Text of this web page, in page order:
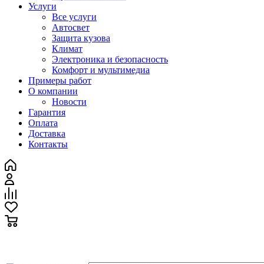
Услуги
Все услуги
Автосвет
Защита кузова
Климат
Электроника и безопасность
Комфорт и мультимедиа
Примеры работ
О компании
Новости
Гарантия
Оплата
Доставка
Контакты